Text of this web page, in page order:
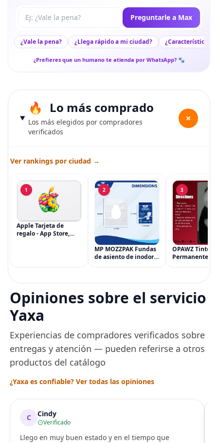
Tu pregunta a Max Preguntarle a Max
¿Vale la pena? ¿Llega rápido a mi ciudad? ¿Características
¿Prefieres que un humano te atienda por WhatsApp? 🐾
Lo más comprado
Los más elegidos por compradores
verificados
+
Ver rankings por ciudad →
1
Apple Tarjeta de
regalo - App Store,
2
MP MOZZPAK Fundas
de asiento de inodoro
para entrenamiento
3
OPAWZ Tinte
Permanente
Tinte para
Peluquería
una Década,
Opiniones sobre el servicio
Yaxa
Experiencias de compradores verificados sobre
entregas y atención — pueden referirse a otros
productos del catálogo
¿Yaxa es confiable? Ver todas las opiniones
C Cindy
Verificado
Llego en muy buen estado y en el tiempo que